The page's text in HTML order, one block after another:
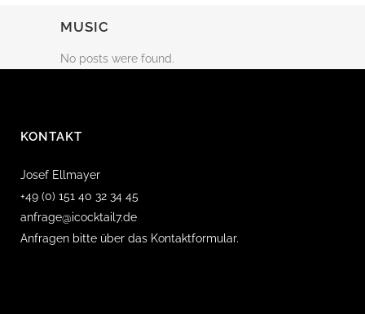
MUSIC
No posts were found.
KONTAKT
Josef Ellmayer
+49 (0) 151 40 32 34 45
anfrage@icocktail7.de
Anfragen bitte über das Kontaktformular.